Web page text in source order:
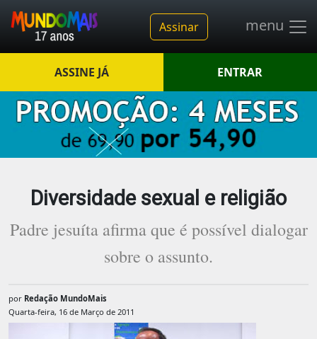
Assinar menu
ASSINE JÁ ENTRAR
Diversidade sexual e religião
Padre jesuíta afirma que é possível dialogar
sobre o assunto.
por Redação MundoMais
Quarta-feira, 16 de Março de 2011